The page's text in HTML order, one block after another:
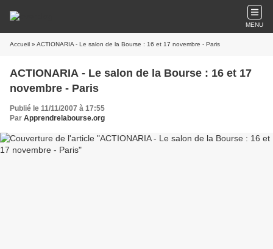
MENU
Accueil » ACTIONARIA - Le salon de la Bourse : 16 et 17 novembre - Paris
ACTIONARIA - Le salon de la Bourse : 16 et 17
novembre - Paris
Publié le 11/11/2007 à 17:55
Par Apprendrelabourse.org